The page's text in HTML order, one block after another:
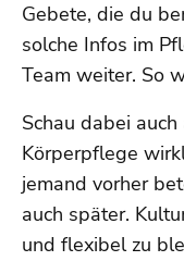
Gebete, die du
solche Infos im
Team weiter. So
Schau dabei
Körperpflege
jemand vorher
auch später.
und flexibel zu